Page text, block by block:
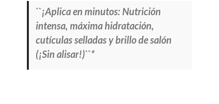
``¡Aplica en minutos: Nutrición
intensa, máxima hidratación,
cutículas selladas y brillo de salón
(¡Sin alisar!)``*